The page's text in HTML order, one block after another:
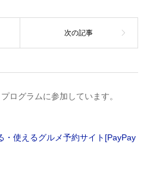
ログラムに参加しています。
・使えるグルメ予約サイト[PayPay